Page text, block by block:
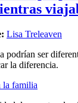
Lisa Treleaven
podrían ser
la diferencia.
la familia